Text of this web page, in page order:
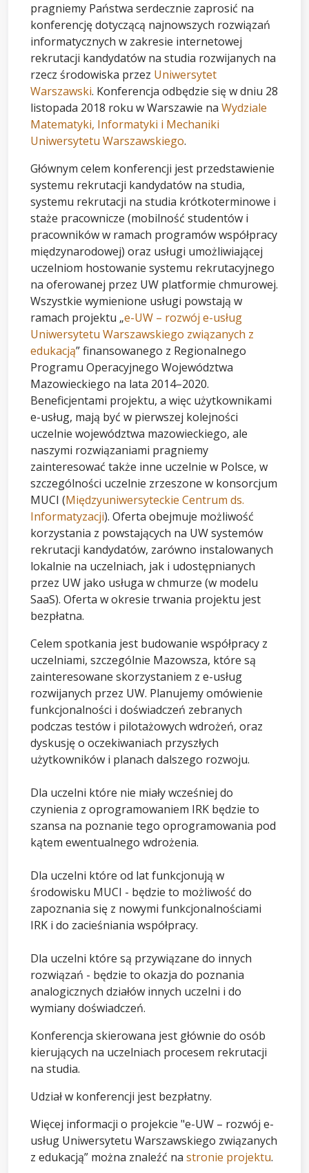
pragniemy Państwa serdecznie zaprosić na
konferencję dotyczącą najnowszych rozwiązań
informatycznych w zakresie internetowej
rekrutacji kandydatów na studia rozwijanych na
rzecz środowiska przez Uniwersytet
Warszawski. Konferencja odbędzie się w dniu 28
listopada 2018 roku w Warszawie na Wydziale
Matematyki, Informatyki i Mechaniki
Uniwersytetu Warszawskiego.
Głównym celem konferencji jest przedstawienie
systemu rekrutacji kandydatów na studia,
systemu rekrutacji na studia krótkoterminowe i
staże pracownicze (mobilność studentów i
pracowników w ramach programów współpracy
międzynarodowej) oraz usługi umożliwiającej
uczelniom hostowanie systemu rekrutacyjnego
na oferowanej przez UW platformie chmurowej.
Wszystkie wymienione usługi powstają w
ramach projektu „e-UW – rozwój e-usług
Uniwersytetu Warszawskiego związanych z
edukacją” finansowanego z Regionalnego
Programu Operacyjnego Województwa
Mazowieckiego na lata 2014–2020.
Beneficjentami projektu, a więc użytkownikami
e-usług, mają być w pierwszej kolejności
uczelnie województwa mazowieckiego, ale
naszymi rozwiązaniami pragniemy
zainteresować także inne uczelnie w Polsce, w
szczególności uczelnie zrzeszone w konsorcjum
MUCI (Międzyuniwersyteckie Centrum ds.
Informatyzacji). Oferta obejmuje możliwość
korzystania z powstających na UW systemów
rekrutacji kandydatów, zarówno instalowanych
lokalnie na uczelniach, jak i udostępnianych
przez UW jako usługa w chmurze (w modelu
SaaS). Oferta w okresie trwania projektu jest
bezpłatna.
Celem spotkania jest budowanie współpracy z
uczelniami, szczególnie Mazowsza, które są
zainteresowane skorzystaniem z e-usług
rozwijanych przez UW. Planujemy omówienie
funkcjonalności i doświadczeń zebranych
podczas testów i pilotażowych wdrożeń, oraz
dyskusję o oczekiwaniach przyszłych
użytkowników i planach dalszego rozwoju.
Dla uczelni które nie miały wcześniej do
czynienia z oprogramowaniem IRK będzie to
szansa na poznanie tego oprogramowania pod
kątem ewentualnego wdrożenia.
Dla uczelni które od lat funkcjonują w
środowisku MUCI - będzie to możliwość do
zapoznania się z nowymi funkcjonalnościami
IRK i do zacieśniania współpracy.
Dla uczelni które są przywiązane do innych
rozwiązań - będzie to okazja do poznania
analogicznych działów innych uczelni i do
wymiany doświadczeń.
Konferencja skierowana jest głównie do osób
kierujących na uczelniach procesem rekrutacji
na studia.
Udział w konferencji jest bezpłatny.
Więcej informacji o projekcie "e-UW – rozwój e-
usług Uniwersytetu Warszawskiego związanych
z edukacją” można znaleźć na stronie projektu.